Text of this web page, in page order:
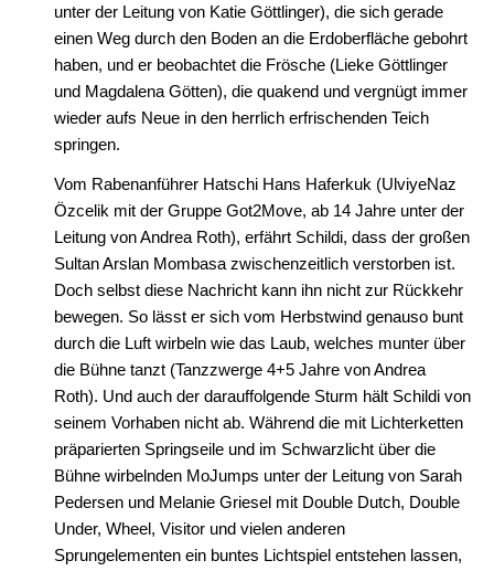
unter der Leitung von Katie Göttlinger), die sich gerade
einen Weg durch den Boden an die Erdoberfläche gebohrt
haben, und er beobachtet die Frösche (Lieke Göttlinger
und Magdalena Götten), die quakend und vergnügt immer
wieder aufs Neue in den herrlich erfrischenden Teich
springen.
Vom Rabenanführer Hatschi Hans Haferkuk (UlviyeNaz
Özcelik mit der Gruppe Got2Move, ab 14 Jahre unter der
Leitung von Andrea Roth), erfährt Schildi, dass der großen
Sultan Arslan Mombasa zwischenzeitlich verstorben ist.
Doch selbst diese Nachricht kann ihn nicht zur Rückkehr
bewegen. So lässt er sich vom Herbstwind genauso bunt
durch die Luft wirbeln wie das Laub, welches munter über
die Bühne tanzt (Tanzzwerge 4+5 Jahre von Andrea
Roth). Und auch der darauffolgende Sturm hält Schildi von
seinem Vorhaben nicht ab. Während die mit Lichterketten
präparierten Springseile und im Schwarzlicht über die
Bühne wirbelnden MoJumps unter der Leitung von Sarah
Pedersen und Melanie Griesel mit Double Dutch, Double
Under, Wheel, Visitor und vielen anderen
Sprungelementen ein buntes Lichtspiel entstehen lassen,